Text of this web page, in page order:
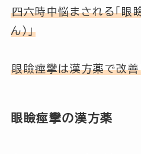
四六時中悩まされる「眼
ん）」
眼瞼痙攣は漢方薬で改善
眼瞼痙攣の漢方薬